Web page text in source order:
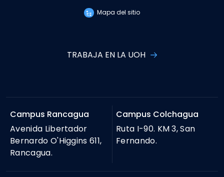
Mapa del sitio
TRABAJA EN LA UOH
Campus Rancagua
Avenida Libertador
Bernardo O'Higgins 611,
Rancagua.
Campus Colchagua
Ruta I-90. KM 3, San
Fernando.